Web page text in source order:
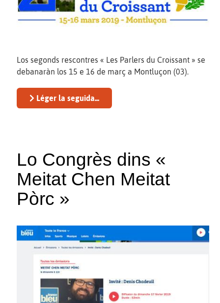
Los segonds rescontres « Les Parlers du Croissant » se
debanaràn los 15 e 16 de març a Montluçon (03).
Léger la seguida...
Lo Congrès dins «
Meitat Chen Meitat
Pòrc »